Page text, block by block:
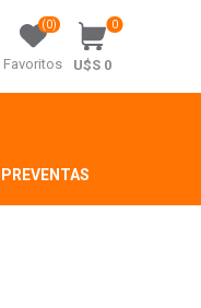
Favoritos
(0) 0
U$S 0
PREVENTAS